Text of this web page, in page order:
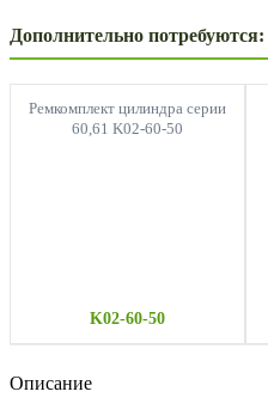
Дополнительно потребуются:
Ремкомплект цилиндра серии
60,61 K02-60-50
K02-60-50
Описание